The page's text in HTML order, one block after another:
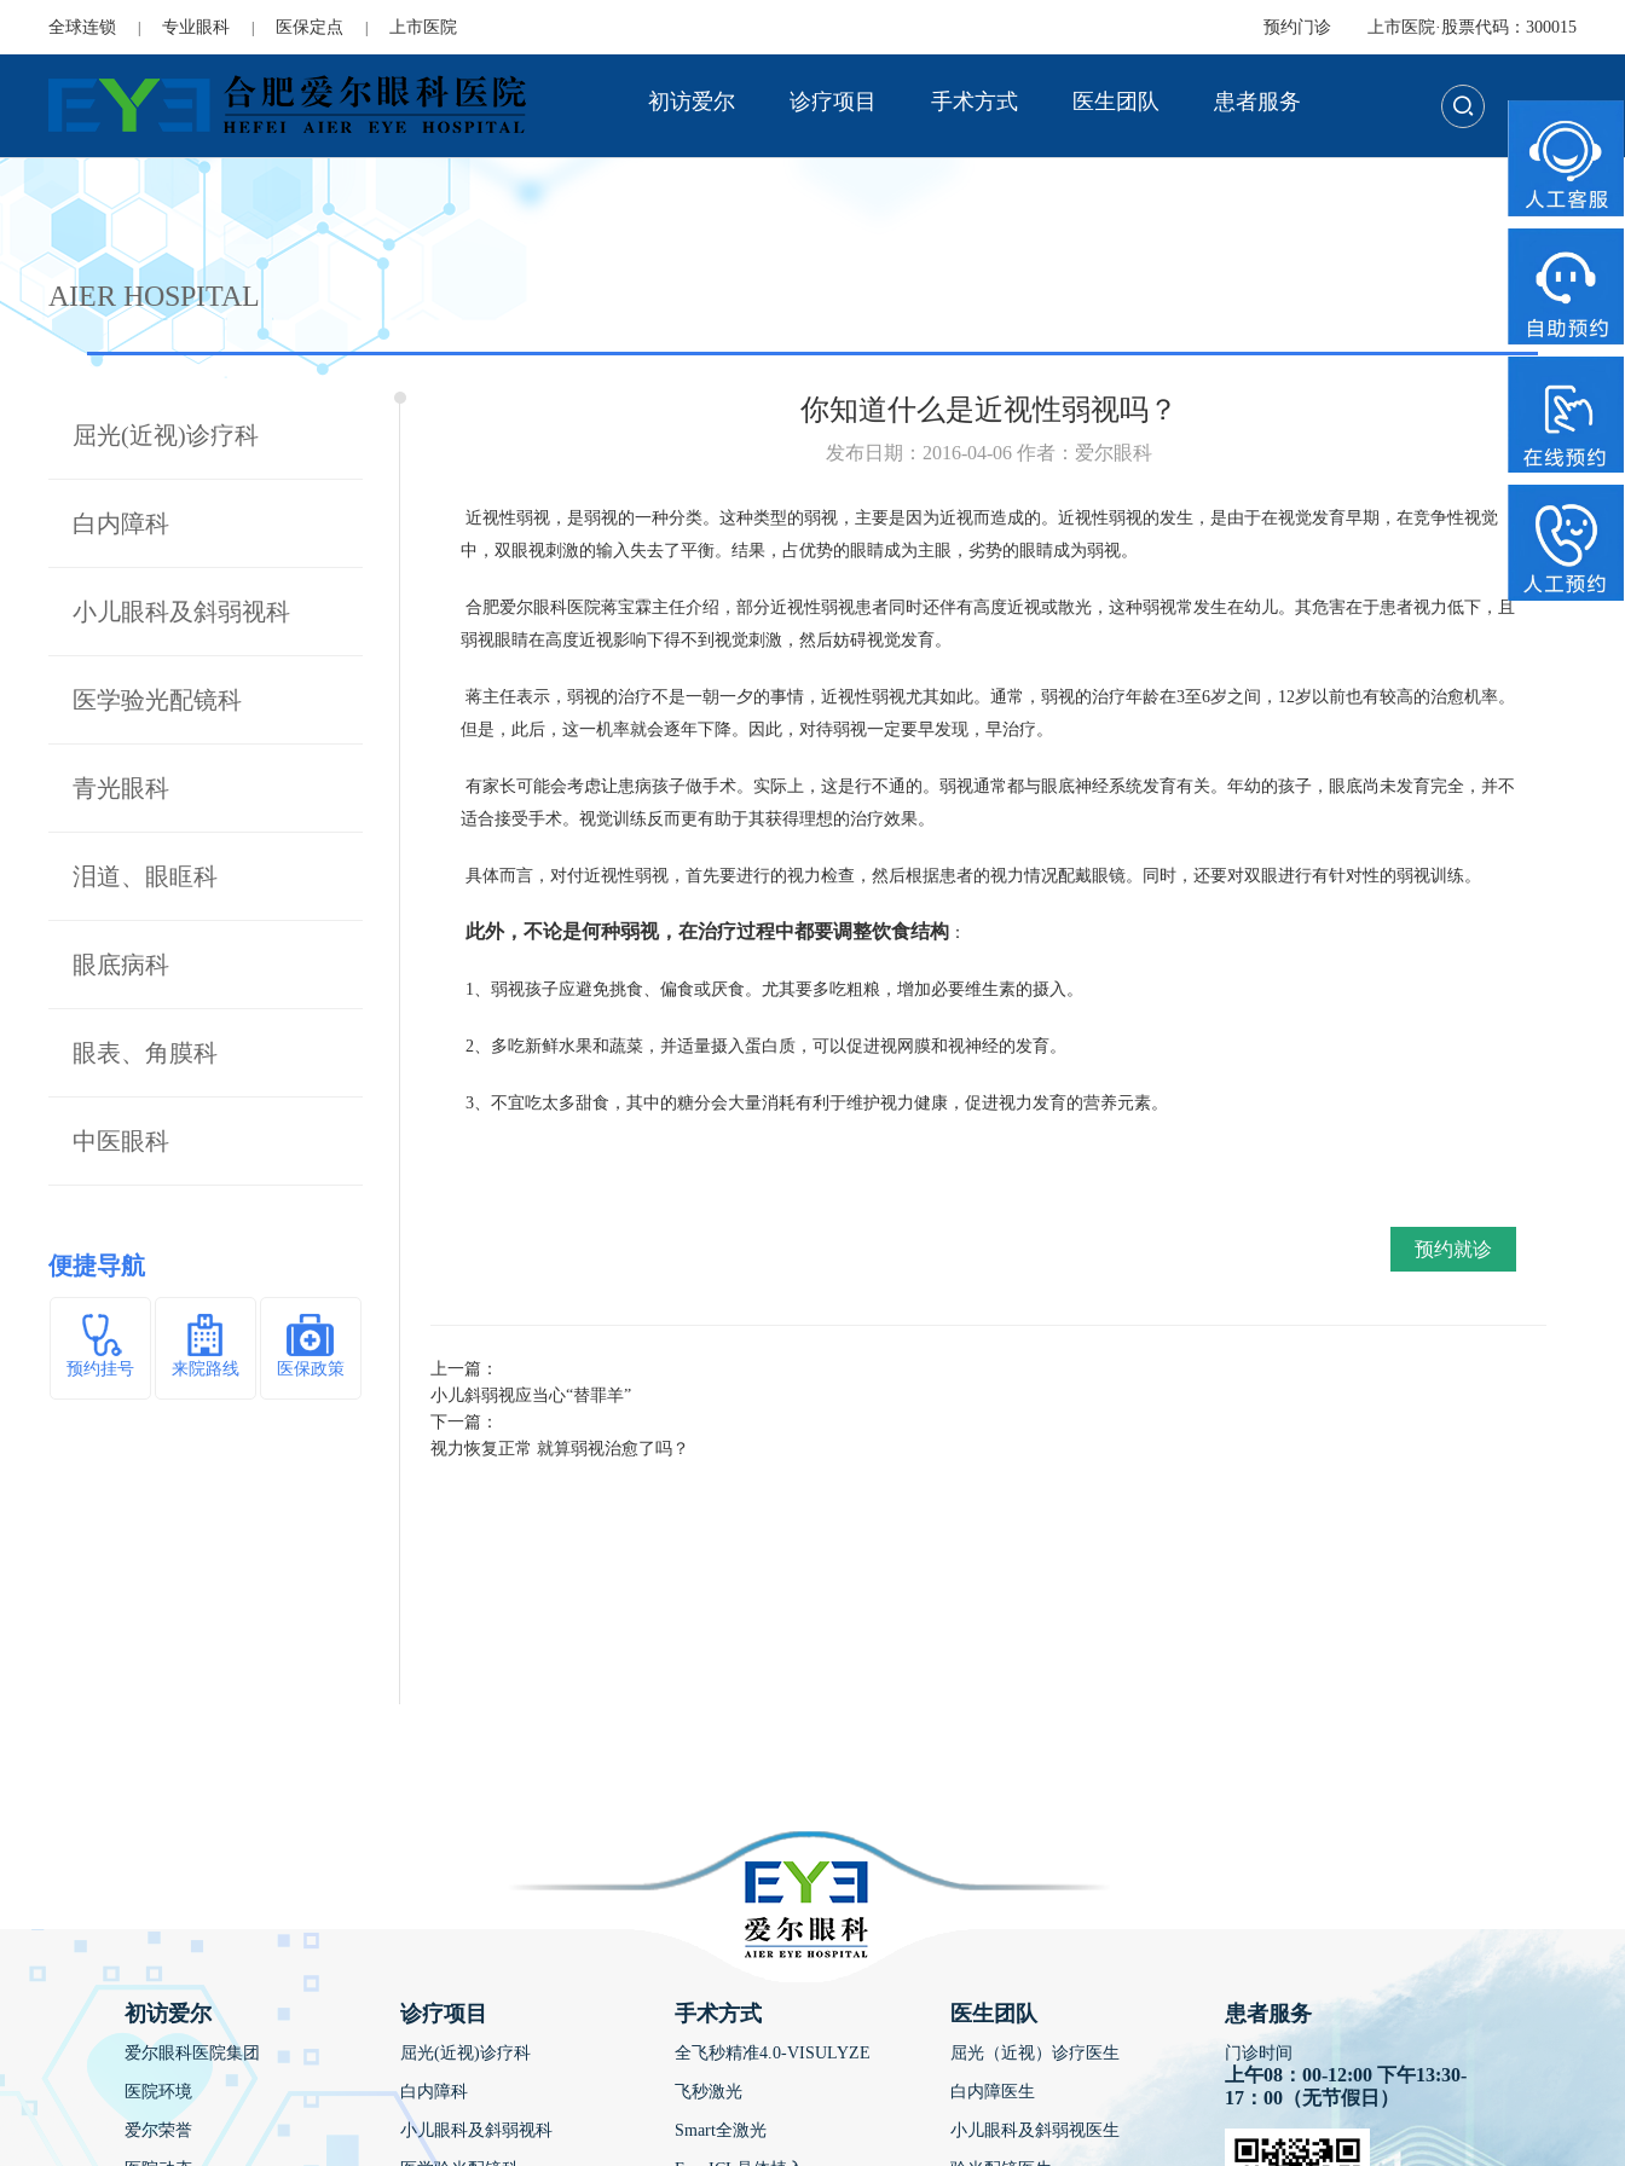
全球连锁 | 专业眼科 | 医保定点 | 上市医院 预约门诊 上市医院·股票代码：300015
初访爱尔 诊疗项目 手术方式 医生团队 患者服务
AIER HOSPITAL
屈光(近视)诊疗科
白内障科
小儿眼科及斜弱视科
医学验光配镜科
青光眼科
泪道、眼眶科
眼底病科
眼表、角膜科
中医眼科
便捷导航
预约挂号 来院路线 医保政策
你知道什么是近视性弱视吗？
发布日期：2016-04-06 作者：爱尔眼科
近视性弱视，是弱视的一种分类。这种类型的弱视，主要是因为近视而造成的。近视性弱视的发生，是由于在视觉发育早期，在竞争性视觉
中，双眼视刺激的输入失去了平衡。结果，占优势的眼睛成为主眼，劣势的眼睛成为弱视。
合肥爱尔眼科医院蒋宝霖主任介绍，部分近视性弱视患者同时还伴有高度近视或散光，这种弱视常发生在幼儿。其危害在于患者视力低下，且
弱视眼睛在高度近视影响下得不到视觉刺激，然后妨碍视觉发育。
蒋主任表示，弱视的治疗不是一朝一夕的事情，近视性弱视尤其如此。通常，弱视的治疗年龄在3至6岁之间，12岁以前也有较高的治愈机率。
但是，此后，这一机率就会逐年下降。因此，对待弱视一定要早发现，早治疗。
有家长可能会考虑让患病孩子做手术。实际上，这是行不通的。弱视通常都与眼底神经系统发育有关。年幼的孩子，眼底尚未发育完全，并不
适合接受手术。视觉训练反而更有助于其获得理想的治疗效果。
具体而言，对付近视性弱视，首先要进行的视力检查，然后根据患者的视力情况配戴眼镜。同时，还要对双眼进行有针对性的弱视训练。
此外，不论是何种弱视，在治疗过程中都要调整饮食结构 ：
1、弱视孩子应避免挑食、偏食或厌食。尤其要多吃粗粮，增加必要维生素的摄入。
2、多吃新鲜水果和蔬菜，并适量摄入蛋白质，可以促进视网膜和视神经的发育。
3、不宜吃太多甜食，其中的糖分会大量消耗有利于维护视力健康，促进视力发育的营养元素。
预约就诊
上一篇：
小儿斜弱视应当心“替罪羊”
下一篇：
视力恢复正常 就算弱视治愈了吗？
初访爱尔
爱尔眼科医院集团
医院环境
爱尔荣誉
诊疗项目
屈光(近视)诊疗科
白内障科
小儿眼科及斜弱视科
手术方式
全飞秒精准4.0-VISULYZE
飞秒激光
Smart全激光
医生团队
屈光（近视）诊疗医生
白内障医生
小儿眼科及斜弱视医生
患者服务
门诊时间
上午08：00-12:00 下午13:30-
17：00（无节假日）